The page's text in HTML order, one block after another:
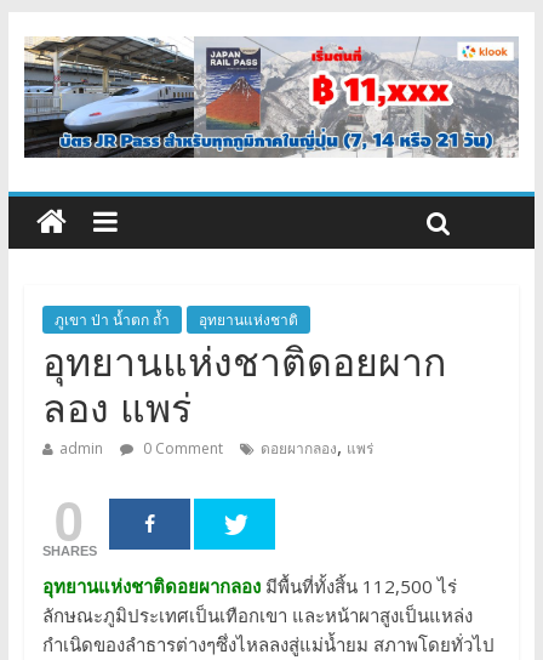
ภูเขา ป่า น้ำตก ถ้ำ อุทยานแห่งชาติ
อุทยานแห่งชาติดอยผาก
ลอง แพร่
admin 0 Comment ดอยผากลอง, แพร่
0
SHARES
อุทยานแห่งชาติดอยผากลองมีพื้นที่ทั้งสิ้น 112,500 ไร่
ลักษณะภูมิประเทศเป็นเทือกเขา และหน้าผาสูงเป็นแหล่ง
กำเนิดของลำธารต่างๆซึ่งไหลลงสู่แม่น้ำยม สภาพโดยทั่วไป